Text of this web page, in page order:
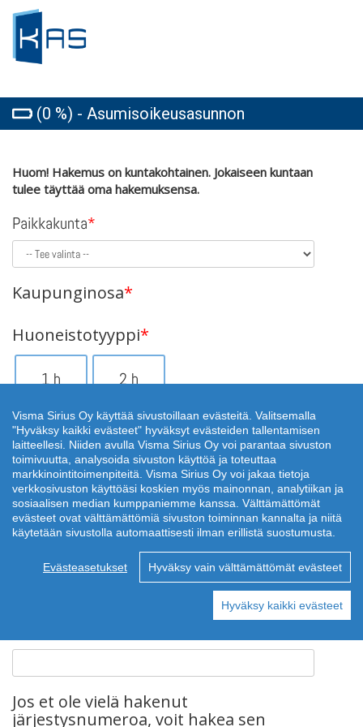
Visma Sirius Oy käyttää sivustoillaan evästeitä. Valitsemalla
"Hyväksy kaikki evästeet" hyväksyt evästeiden tallentamisen
laitteellesi. Niiden avulla Visma Sirius Oy voi parantaa sivuston
toimivuutta, analysoida sivuston käyttöä ja toteuttaa
markkinointitoimenpiteitä. Visma Sirius Oy voi jakaa tietoja
verkkosivuston käyttöäsi koskien myös mainonnan, analytiikan ja
sosiaalisen median kumppaniemme kanssa. Välttämättömät
evästeet ovat välttämättömiä sivuston toiminnan kannalta ja niitä
käytetään sivustolla automaattisesti ilman erillistä suostumusta.
Evästeasetukset Hyväksy vain välttämättömät evästeet
Hyväksy kaikki evästeet
(0 %) - Asumisoikeusasunnon
Huom! Hakemus on kuntakohtainen. Jokaiseen kuntaan
tulee täyttää oma hakemuksensa.
Paikkakunta*
Kaupunginosa*
Huoneistotyyppi*
1 h 2 h
3 h
Min m²*
Max m²*
Jos et ole vielä hakenut
järjestysnumeroa, voit hakea sen